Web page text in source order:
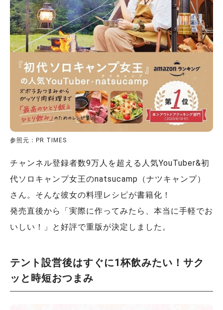
参照元：PR TIMES
チャンネル登録者数9万人を超える人気YouTuber&初
代ソロキャンプ女王のnatsucamp（ナツキャンプ）
さん。そんな彼女の料理レシピが書籍化！
発売直後から「実際に作ってみたら、本当に手軽でお
いしい！」と好評で重版が決定しました。
テント設営後はすぐに1杯飲みたい！サク
ッと時短おつまみ